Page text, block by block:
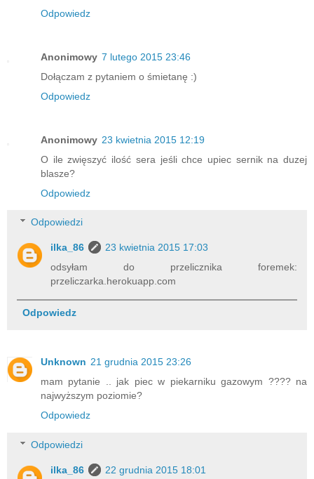
Odpowiedz
Anonimowy 7 lutego 2015 23:46
Dołączam z pytaniem o śmietanę :)
Odpowiedz
Anonimowy 23 kwietnia 2015 12:19
O ile zwięszyć ilość sera jeśli chce upiec sernik na duzej
blasze?
Odpowiedz
Odpowiedzi
ilka_86
23 kwietnia 2015 17:03
odsyłam do przelicznika foremek:
przeliczarka.herokuapp.com
Odpowiedz
Unknown 21 grudnia 2015 23:26
mam pytanie .. jak piec w piekarniku gazowym ???? na
najwyższym poziomie?
Odpowiedz
Odpowiedzi
ilka_86
22 grudnia 2015 18:01